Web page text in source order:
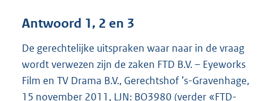
Antwoord 1, 2 en 3
De gerechtelijke uitspraken waar naar in de vraag
wordt verwezen zijn de zaken FTD B.V. – Eyeworks
Film en TV Drama B.V., Gerechtshof ’s-Gravenhage,
15 november 2011, LJN: BO3980 (verder «FTD-